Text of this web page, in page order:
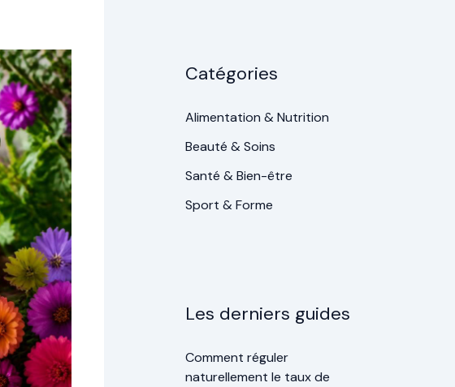
Catégories
Alimentation & Nutrition
Beauté & Soins
Santé & Bien-être
Sport & Forme
Les derniers guides
Comment réguler
naturellement le taux de